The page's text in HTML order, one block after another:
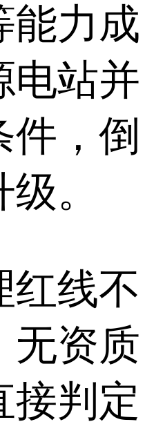
能力成
电站并
件，倒
。
红线不
无资质
接判定